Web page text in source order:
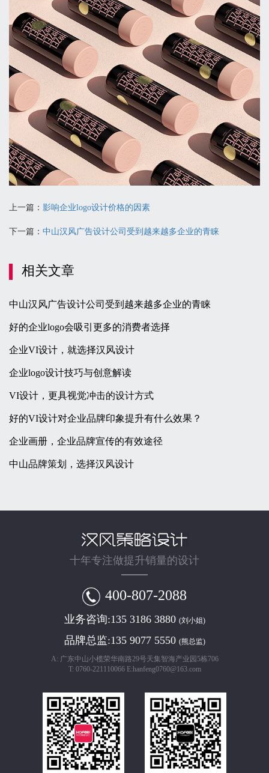
上一篇： 影响企业logo设计价格的因素
下一篇： 中山汉风广告设计公司受到越来越多企业的青睐
相关文章
中山汉风广告设计公司受到越来越多企业的青睐
好的企业logo会吸引更多的消费者选择
企业VI设计，就选择汉风设计
企业logo设计技巧与创意解读
VI设计，更具视觉冲击的设计方式
好的VI设计对企业品牌印象提升有什么效果？
企业画册，企业品牌宣传的有效途径
中山品牌策划，选择汉风设计
十年专注做提升销量的设计
400-807-2088
业务咨询:135 3186 3880 (刘小姐)
品牌总监:135 9077 5550 (熊总监)
A: 广东中山小榄荣华南路29号天集智海产业园5栋706
T: 0760-221110066 E:hanfeng0760@163.com